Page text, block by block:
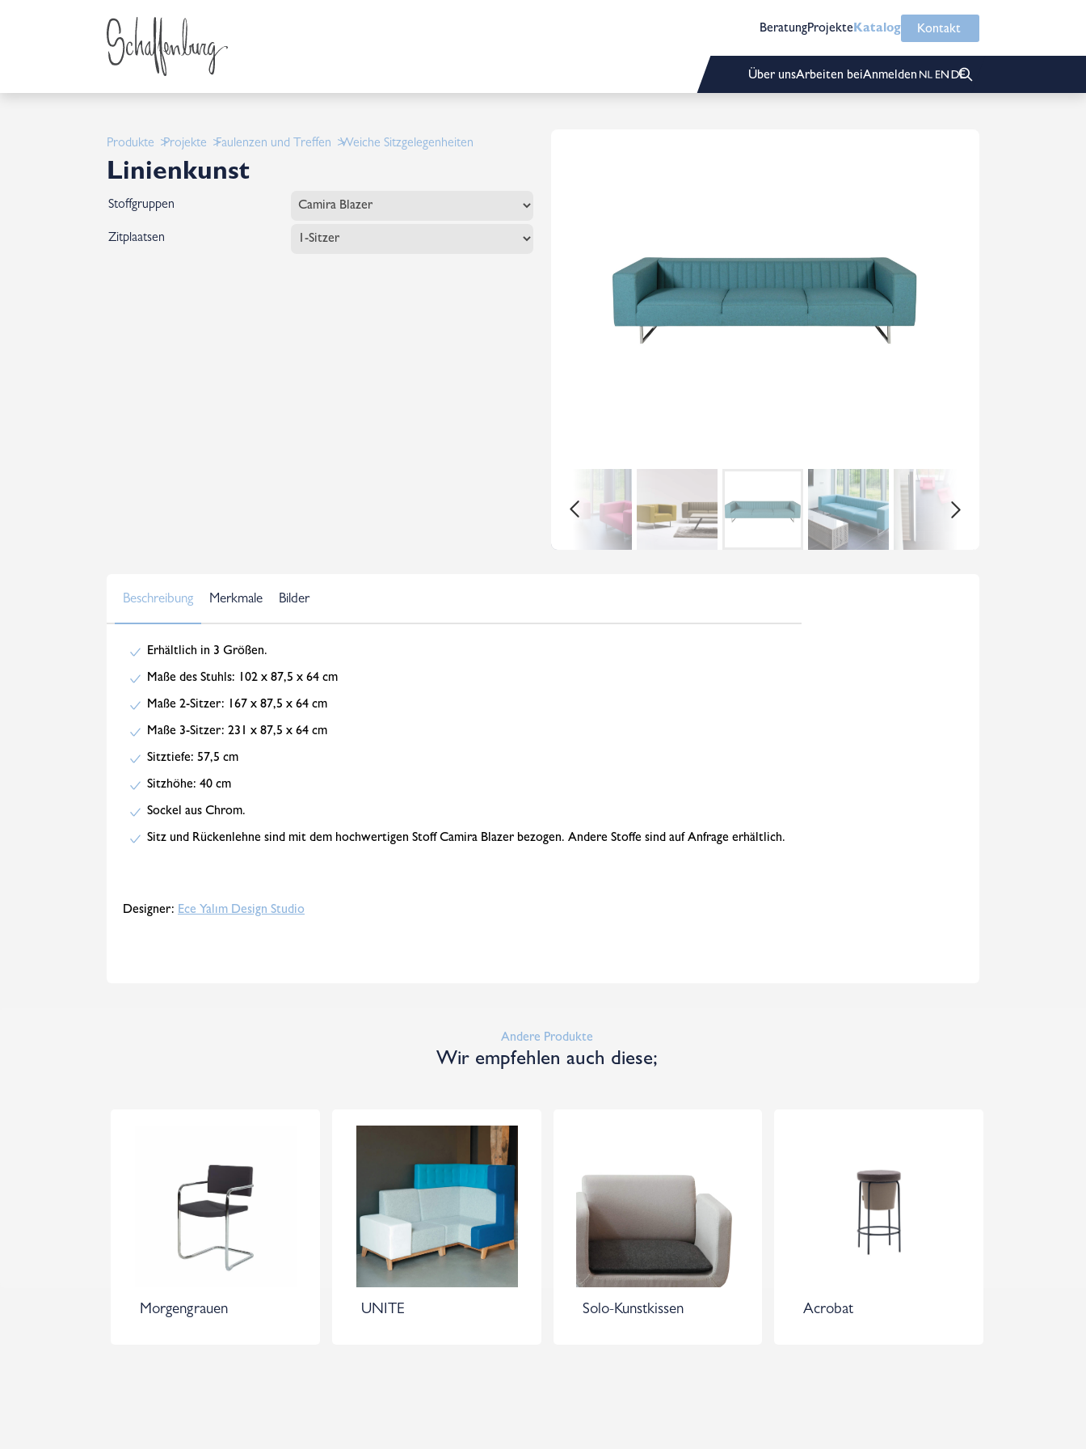
BeratungProjekteKatalog Kontakt
Über unsArbeiten beiAnmelden
Produkte Projekte Faulenzen und Treffen Weiche Sitzgelegenheiten
Linienkunst
Stoffgruppen
Zitplaatsen
Beschreibung Merkmale Bilder
Erhältlich in 3 Größen.
Maße des Stuhls: 102 x 87,5 x 64 cm
Maße 2-Sitzer: 167 x 87,5 x 64 cm
Maße 3-Sitzer: 231 x 87,5 x 64 cm
Sitztiefe: 57,5 cm
Sitzhöhe: 40 cm
Sockel aus Chrom.
Sitz und Rückenlehne sind mit dem hochwertigen Stoff Camira Blazer bezogen. Andere Stoffe sind auf Anfrage erhältlich.
Designer: Ece Yalım Design Studio
Andere Produkte
Wir empfehlen auch diese;
Morgengrauen UNITE Solo-Kunstkissen Acrobat